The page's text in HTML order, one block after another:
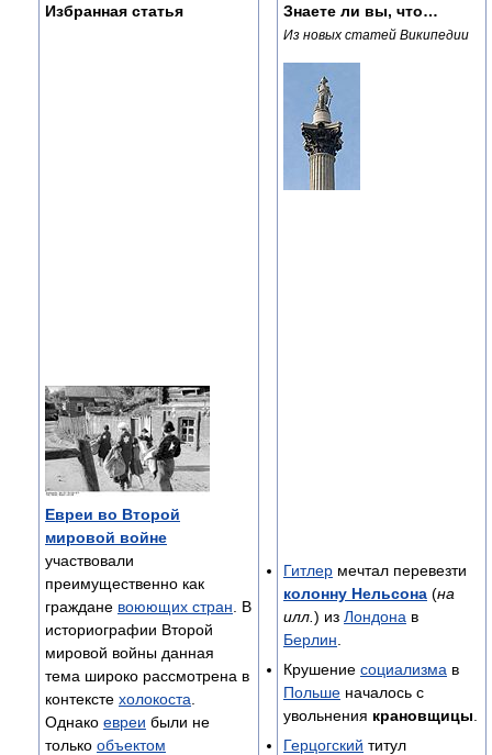
Избранная статья
Евреи во Второй
мировой войне
участвовали
преимущественно как
граждане воюющих стран . В
историографии Второй
мировой войны данная
тема широко рассмотрена в
контексте холокоста
Однако евреи были не
только объектом
Знаете ли вы, что…
Из новых статей Википедии
Гитлер мечтал перевезти
колонну Нельсона (на
илл. ) из Лондона в
Берлин
Крушение социализма в
Польше началось с
увольнения крановщицы
Герцогский титул